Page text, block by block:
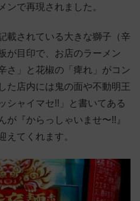
ンで再現されました。
載されている大きな獅子（辛
が目印で、お店のラーメン
さ」と花椒の「痺れ」がコン
た店内には鬼の面や不動明王
シャイマセ!!」と書いてある
が『からっしゃいませ〜!!』
えてくれます。